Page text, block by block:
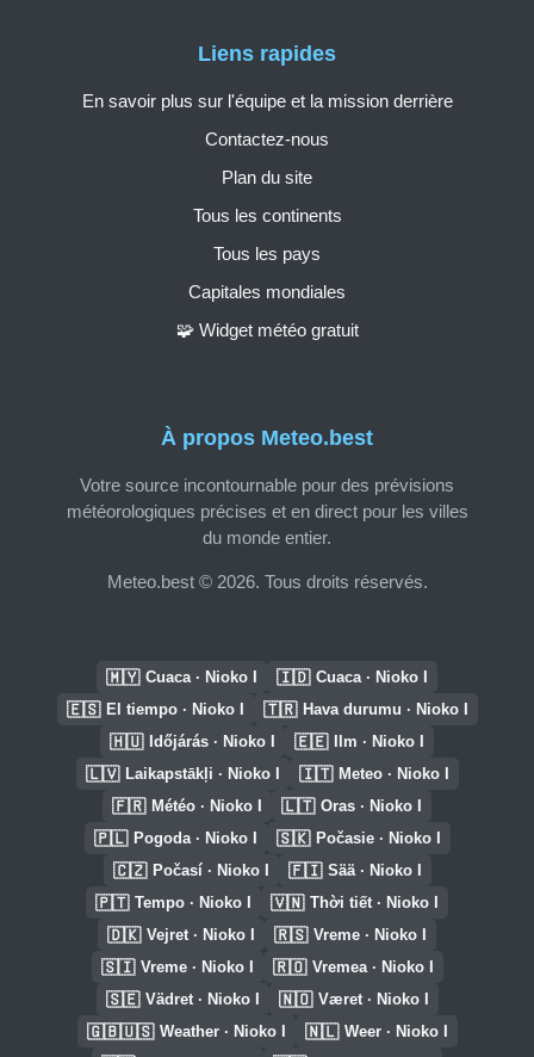
À propos Meteo.best
Votre source incontournable pour des prévisions
météorologiques précises et en direct pour les villes
du monde entier.
Meteo.best © 2026. Tous droits réservés.
Liens rapides
En savoir plus sur l'équipe et la mission derrière
Contactez-nous
Plan du site
Tous les continents
Tous les pays
Capitales mondiales
🧩 Widget météo gratuit
🇲🇾 Cuaca · Nioko I 🇮🇩 Cuaca · Nioko I
🇪🇸 El tiempo · Nioko I 🇹🇷 Hava durumu · Nioko I
🇭🇺 Időjárás · Nioko I 🇪🇪 Ilm · Nioko I
🇱🇻 Laikapstākļi · Nioko I 🇮🇹 Meteo · Nioko I
🇫🇷 Météo · Nioko I 🇱🇹 Oras · Nioko I
🇵🇱 Pogoda · Nioko I 🇸🇰 Počasie · Nioko I
🇨🇿 Počasí · Nioko I 🇫🇮 Sää · Nioko I
🇵🇹 Tempo · Nioko I 🇻🇳 Thời tiết · Nioko I
🇩🇰 Vejret · Nioko I 🇷🇸 Vreme · Nioko I
🇸🇮 Vreme · Nioko I 🇷🇴 Vremea · Nioko I
🇸🇪 Vädret · Nioko I 🇳🇴 Været · Nioko I
🇬🇧🇺🇸 Weather · Nioko I 🇳🇱 Weer · Nioko I